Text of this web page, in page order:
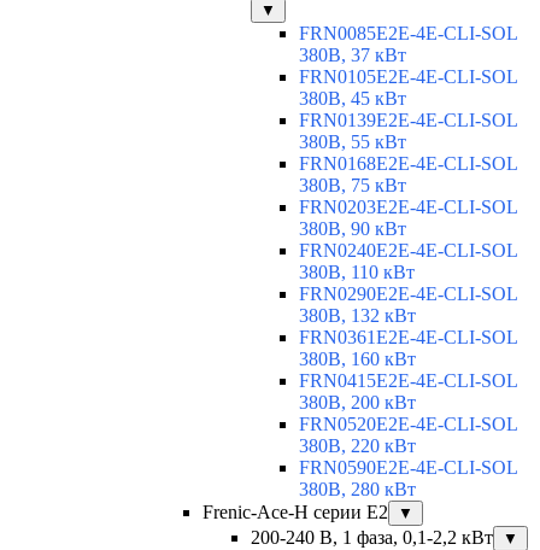
▼
FRN0085E2E-4E-CLI-SOL
380В, 37 кВт
FRN0105E2E-4E-CLI-SOL
380В, 45 кВт
FRN0139E2E-4E-CLI-SOL
380В, 55 кВт
FRN0168E2E-4E-CLI-SOL
380В, 75 кВт
FRN0203E2E-4E-CLI-SOL
380В, 90 кВт
FRN0240E2E-4E-CLI-SOL
380В, 110 кВт
FRN0290E2E-4E-CLI-SOL
380В, 132 кВт
FRN0361E2E-4E-CLI-SOL
380В, 160 кВт
FRN0415E2E-4E-CLI-SOL
380В, 200 кВт
FRN0520E2E-4E-CLI-SOL
380В, 220 кВт
FRN0590E2E-4E-CLI-SOL
380В, 280 кВт
Frenic-Ace-H серии E2
▼
200-240 В, 1 фаза, 0,1-2,2 кВт ▼